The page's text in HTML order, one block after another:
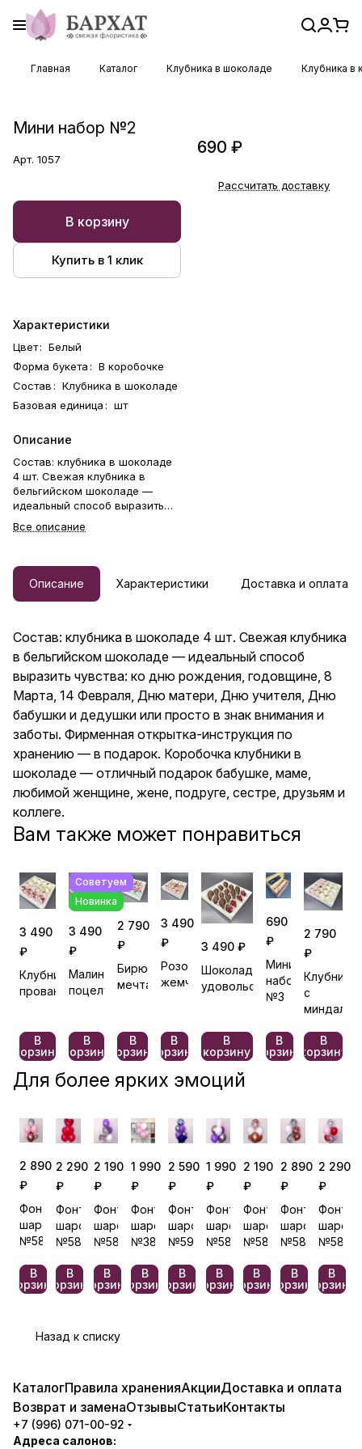
Главная Каталог Клубника в шоколаде Клубника в
Мини набор №2
Арт. 1057
В корзину
Купить в 1 клик
Характеристики
Цвет: Белый
Форма букета: В коробочке
Состав: Клубника в шоколаде
Базовая единица: шт
Описание
Состав: клубника в шоколаде
4 шт. Свежая клубника в
бельгийском шоколаде —
идеальный способ выразить
годовщине, 8 Марта, 14
учителя, Дню бабушки и
дедушки или просто в знак
внимания и заботы. Фирменная
Коробочка клубники в
шоколаде — отличный подарок
бабушке, маме, любимой
женщине, жене, подруге,
сестре, друзьям и коллеге.
Все описание
690 ₽
Рассчитать доставку
Описание Характеристики Доставка и оплата
Состав: клубника в шоколаде 4 шт. Свежая клубника
в бельгийском шоколаде — идеальный способ
выразить чувства: ко дню рождения, годовщине, 8
Марта, 14 Февраля, Дню матери, Дню учителя, Дню
бабушки и дедушки или просто в знак внимания и
заботы. Фирменная открытка-инструкция по
хранению — в подарок. Коробочка клубники в
шоколаде — отличный подарок бабушке, маме,
любимой женщине, жене, подруге, сестре, друзьям и
коллеге.
Вам также может понравиться
3 490
₽
Клубничный
прованс
В
корзину
Советуем
Новинка
3 490
₽
Малиновый
поцелуй
В
корзину
2 790
₽
Бирюзовая
мечта
В
корзину
3 490
₽
Розовый
жемчуг
В
корзину
3 490 ₽
Шоколадное
удовольствие
В
корзину
690
₽
Мини
набор
№3
В
корзину
2 790
₽
Клубника
с
миндалем
В
корзину
Для более ярких эмоций
2 890
₽
Фонтан
шаров
№581
В
корзину
2 290
₽
Фонтан
шаров
№587
В
корзину
2 190
₽
Фонтан
шаров
№583
В
корзину
1 990
₽
Фонтан
шаров
№380
В
корзину
2 590
₽
Фонтан
шаров
№592
В
корзину
1 990
₽
Фонтан
шаров
№585
В
корзину
2 190
₽
Фонтан
шаров
№588
В
корзину
2 890
₽
Фонтан
шаров
№582
В
корзину
2 290
₽
Фонтан
шаров
№589
В
корзину
Назад к списку
КаталогПравила храненияАкцииДоставка и оплата
Возврат и заменаОтзывыСтатьиКонтакты
+7 (996) 071-00-92
Адреса салонов: